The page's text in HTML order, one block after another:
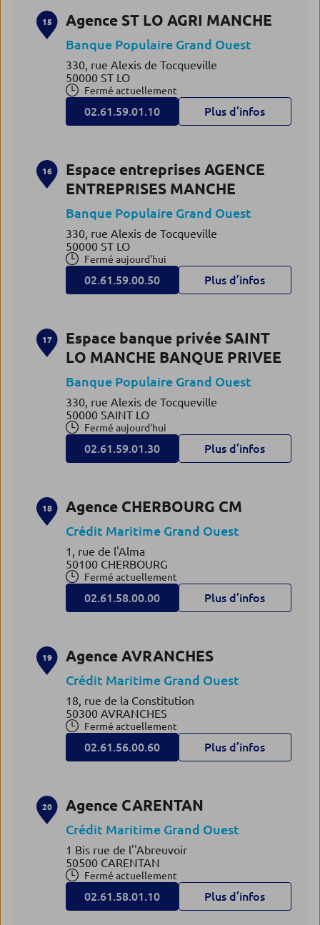
15 Agence ST LO AGRI MANCHE
Banque Populaire Grand Ouest
330, rue Alexis de Tocqueville
50000 ST LO
Fermé actuellement
02.61.59.01.10 Plus d’infos
16
Espace entreprises AGENCE
ENTREPRISES MANCHE
Banque Populaire Grand Ouest
330, rue Alexis de Tocqueville
50000 ST LO
Fermé aujourd'hui
02.61.59.00.50 Plus d’infos
17
Espace banque privée SAINT
LO MANCHE BANQUE PRIVEE
Banque Populaire Grand Ouest
330, rue Alexis de Tocqueville
50000 SAINT LO
Fermé aujourd'hui
02.61.59.01.30 Plus d’infos
18 Agence CHERBOURG CM
Crédit Maritime Grand Ouest
1, rue de l'Alma
50100 CHERBOURG
Fermé actuellement
02.61.58.00.00 Plus d’infos
19 Agence AVRANCHES
Crédit Maritime Grand Ouest
18, rue de la Constitution
50300 AVRANCHES
Fermé actuellement
02.61.56.00.60 Plus d’infos
20 Agence CARENTAN
Crédit Maritime Grand Ouest
1 Bis rue de l''Abreuvoir
50500 CARENTAN
Fermé actuellement
02.61.58.01.10 Plus d’infos